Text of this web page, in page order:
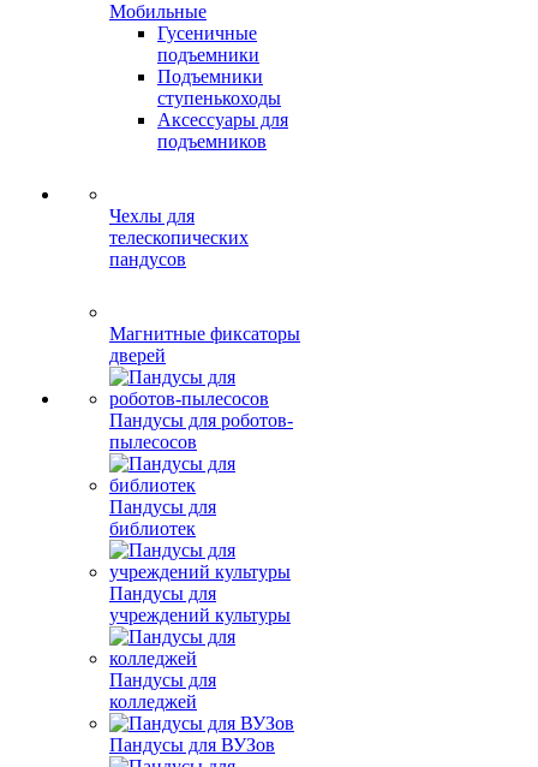
Мобильные
Гусеничные
подъемники
Подъемники
ступенькоходы
Аксессуары для
подъемников
Чехлы для
телескопических
пандусов
Магнитные фиксаторы
дверей
Пандусы для роботов-
пылесосов
Пандусы для
библиотек
Пандусы для
учреждений культуры
Пандусы для
колледжей
Пандусы для ВУЗов